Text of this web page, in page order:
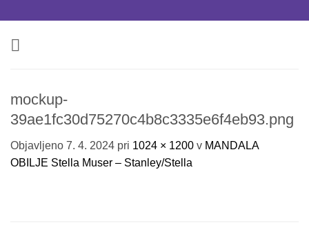
vsebino
mockup-
39ae1fc30d75270c4b8c3335e6f4eb93.png
Objavljeno 7. 4. 2024 pri 1024 × 1200 v MANDALA
OBILJE Stella Muser – Stanley/Stella